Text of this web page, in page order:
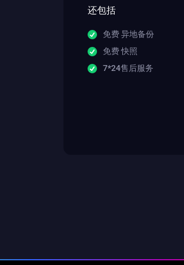
还包括
免费 异地备份
免费 快照
7*24售后服务